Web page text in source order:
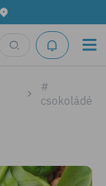
#
csokoládé